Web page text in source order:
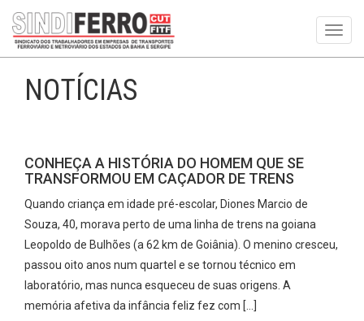
NOTÍCIAS
CONHEÇA A HISTÓRIA DO HOMEM QUE SE
TRANSFORMOU EM CAÇADOR DE TRENS
Quando criança em idade pré-escolar, Diones Marcio de
Souza, 40, morava perto de uma linha de trens na goiana
Leopoldo de Bulhões (a 62 km de Goiânia). O menino cresceu,
passou oito anos num quartel e se tornou técnico em
laboratório, mas nunca esqueceu de suas origens. A
memória afetiva da infância feliz fez com […]